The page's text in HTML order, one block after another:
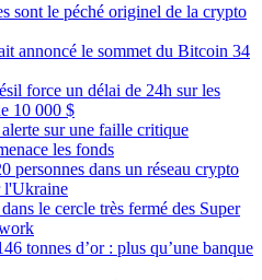
sont le péché originel de la crypto
annoncé le sommet du Bitcoin 34
force un délai de 24h sur les
10 000 $
sur une faille critique
les fonds
personnes dans un réseau crypto
l'Ukraine
le cercle très fermé des Super
tonnes d’or : plus qu’une banque